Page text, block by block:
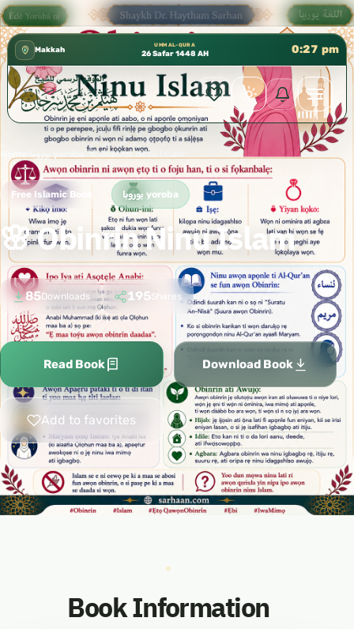
كتب الشيخ هيثم سرحان حفظه الله متوفرة مجانًا في ✦
Makkah
UMM AL-QURA
26 Safar 1448 AH 0:27 pm
›🌸 Obinrin Ninu Islam
Free Islamic Book يوروبا yoroba
🌸 Obinrin Ninu Islam
85Downloads 195Shares
Read Book Download Book
Add to favorites
Book Information